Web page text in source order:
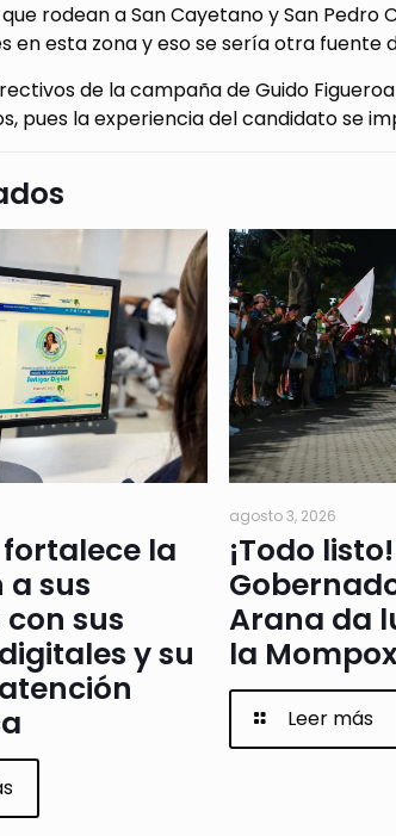
rodean a San Cayetano y San
en esta zona y eso se sería otra fuente
de la campaña de Guido
pues la experiencia del candidato se
la
sus
sus
y su
agosto 3, 2026
¡Todo listo!
Arana da
la
Leer más